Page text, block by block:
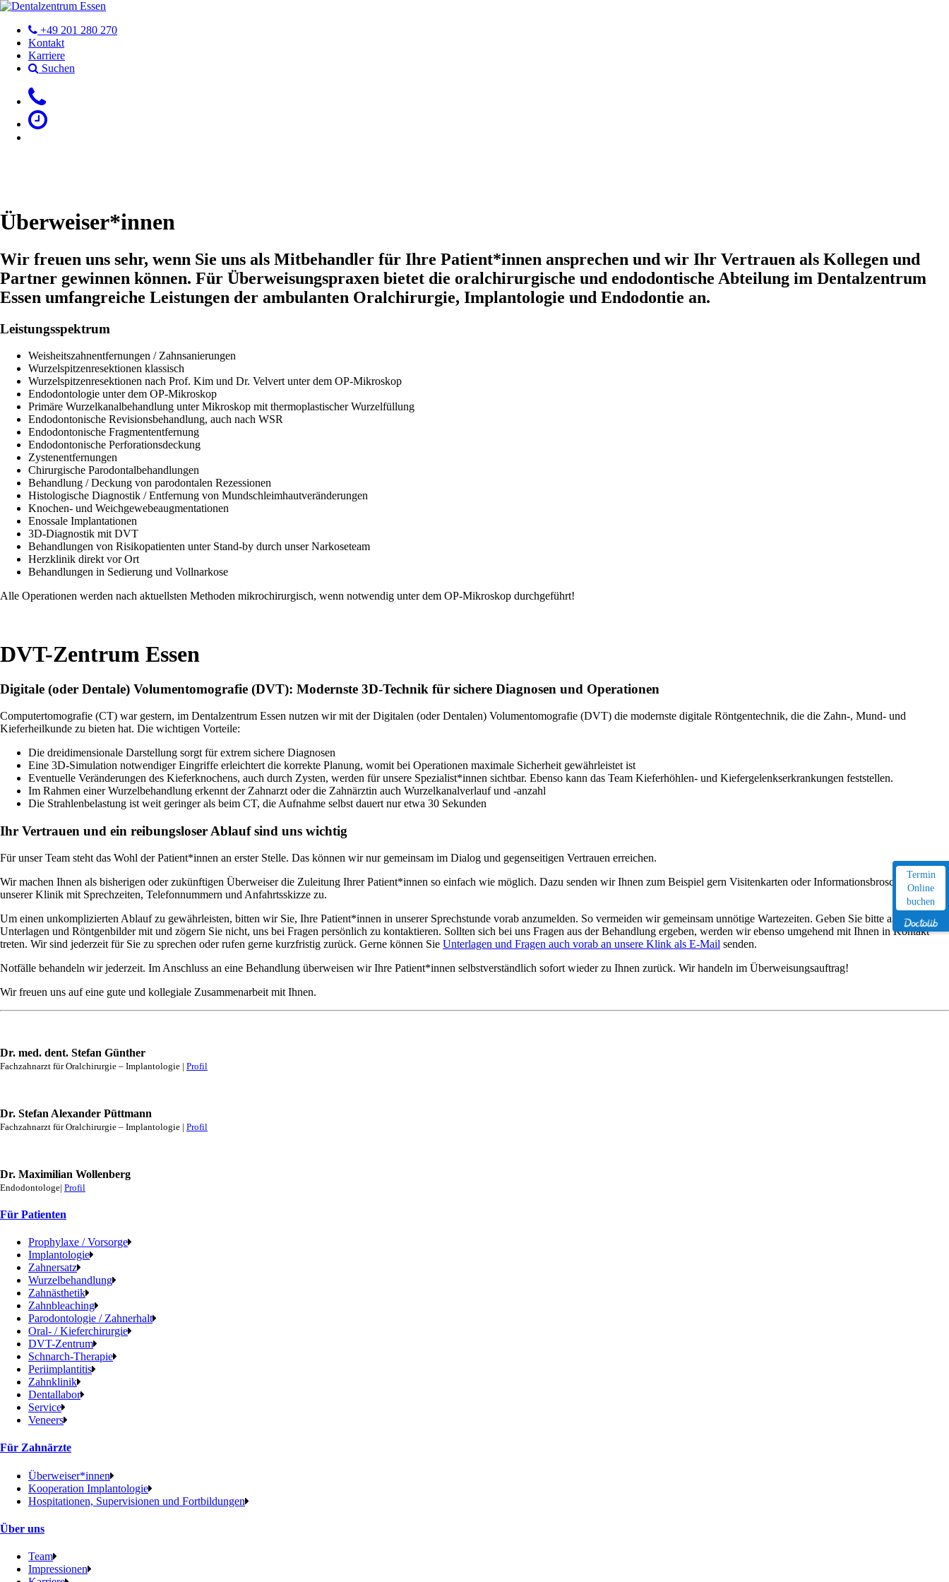
+49 201 280 270
Kontakt
Karriere
Suchen
Überweiser*innen
Wir freuen uns sehr, wenn Sie uns als Mitbehandler für Ihre Patient*innen ansprechen und wir Ihr Vertrauen als Kollegen und
Partner gewinnen können. Für Überweisungspraxen bietet die oralchirurgische und endodontische Abteilung im Dentalzentrum
Essen umfangreiche Leistungen der ambulanten Oralchirurgie, Implantologie und Endodontie an.
Leistungsspektrum
Weisheitszahnentfernungen / Zahnsanierungen
Wurzelspitzenresektionen klassisch
Wurzelspitzenresektionen nach Prof. Kim und Dr. Velvert unter dem OP-Mikroskop
Endodontologie unter dem OP-Mikroskop
Primäre Wurzelkanalbehandlung unter Mikroskop mit thermoplastischer Wurzelfüllung
Endodontonische Revisionsbehandlung, auch nach WSR
Endodontonische Fragmententfernung
Endodontonische Perforationsdeckung
Zystenentfernungen
Chirurgische Parodontalbehandlungen
Behandlung / Deckung von parodontalen Rezessionen
Histologische Diagnostik / Entfernung von Mundschleimhautveränderungen
Knochen- und Weichgewebeaugmentationen
Enossale Implantationen
3D-Diagnostik mit DVT
Behandlungen von Risikopatienten unter Stand-by durch unser Narkoseteam
Herzklinik direkt vor Ort
Behandlungen in Sedierung und Vollnarkose
Alle Operationen werden nach aktuellsten Methoden mikrochirurgisch, wenn notwendig unter dem OP-Mikroskop durchgeführt!
DVT-Zentrum Essen
Digitale (oder Dentale) Volumentomografie (DVT): Modernste 3D-Technik für sichere Diagnosen und Operationen
Computertomografie (CT) war gestern, im Dentalzentrum Essen nutzen wir mit der Digitalen (oder Dentalen) Volumentomografie (DVT) die modernste digitale Röntgentechnik, die die Zahn-, Mund- und
Kieferheilkunde zu bieten hat. Die wichtigen Vorteile:
Die dreidimensionale Darstellung sorgt für extrem sichere Diagnosen
Eine 3D-Simulation notwendiger Eingriffe erleichtert die korrekte Planung, womit bei Operationen maximale Sicherheit gewährleistet ist
Eventuelle Veränderungen des Kieferknochens, auch durch Zysten, werden für unsere Spezialist*innen sichtbar. Ebenso kann das Team Kieferhöhlen- und Kiefergelenkserkrankungen feststellen.
Im Rahmen einer Wurzelbehandlung erkennt der Zahnarzt oder die Zahnärztin auch Wurzelkanalverlauf und -anzahl
Die Strahlenbelastung ist weit geringer als beim CT, die Aufnahme selbst dauert nur etwa 30 Sekunden
Ihr Vertrauen und ein reibungsloser Ablauf sind uns wichtig
Für unser Team steht das Wohl der Patient*innen an erster Stelle. Das können wir nur gemeinsam im Dialog und gegenseitigen Vertrauen erreichen.
Wir machen Ihnen als bisherigen oder zukünftigen Überweiser die Zuleitung Ihrer Patient*innen so einfach wie möglich. Dazu senden wir Ihnen zum Beispiel gern Visitenkarten oder Informationsbroschüren
unserer Klinik mit Sprechzeiten, Telefonnummern und Anfahrtsskizze zu.
Um einen unkomplizierten Ablauf zu gewährleisten, bitten wir Sie, Ihre Patient*innen in unserer Sprechstunde vorab anzumelden. So vermeiden wir gemeinsam unnötige Wartezeiten. Geben Sie bitte alle nötigen
Unterlagen und Röntgenbilder mit und zögern Sie nicht, uns bei Fragen persönlich zu kontaktieren. Sollten sich bei uns Fragen aus der Behandlung ergeben, werden wir ebenso umgehend mit Ihnen in Kontakt
treten. Wir sind jederzeit für Sie zu sprechen oder rufen gerne kurzfristig zurück. Gerne können Sie Unterlagen und Fragen auch vorab an unsere Klink als E-Mail senden.
Notfälle behandeln wir jederzeit. Im Anschluss an eine Behandlung überweisen wir Ihre Patient*innen selbstverständlich sofort wieder zu Ihnen zurück. Wir handeln im Überweisungsauftrag!
Wir freuen uns auf eine gute und kollegiale Zusammenarbeit mit Ihnen.
Dr. med. dent. Stefan Günther
Fachzahnarzt für Oralchirurgie – Implantologie | Profil
Dr. Stefan Alexander Püttmann
Fachzahnarzt für Oralchirurgie – Implantologie | Profil
Dr. Maximilian Wollenberg
Endodontologe| Profil
Für Patienten
Prophylaxe / Vorsorge
Implantologie
Zahnersatz
Wurzelbehandlung
Zahnästhetik
Zahnbleaching
Parodontologie / Zahnerhalt
Oral- / Kieferchirurgie
DVT-Zentrum
Schnarch-Therapie
Periimplantitis
Zahnklinik
Dentallabor
Service
Veneers
Für Zahnärzte
Überweiser*innen
Kooperation Implantologie
Hospitationen, Supervisionen und Fortbildungen
Über uns
Team
Impressionen
Termin
Online
buchen